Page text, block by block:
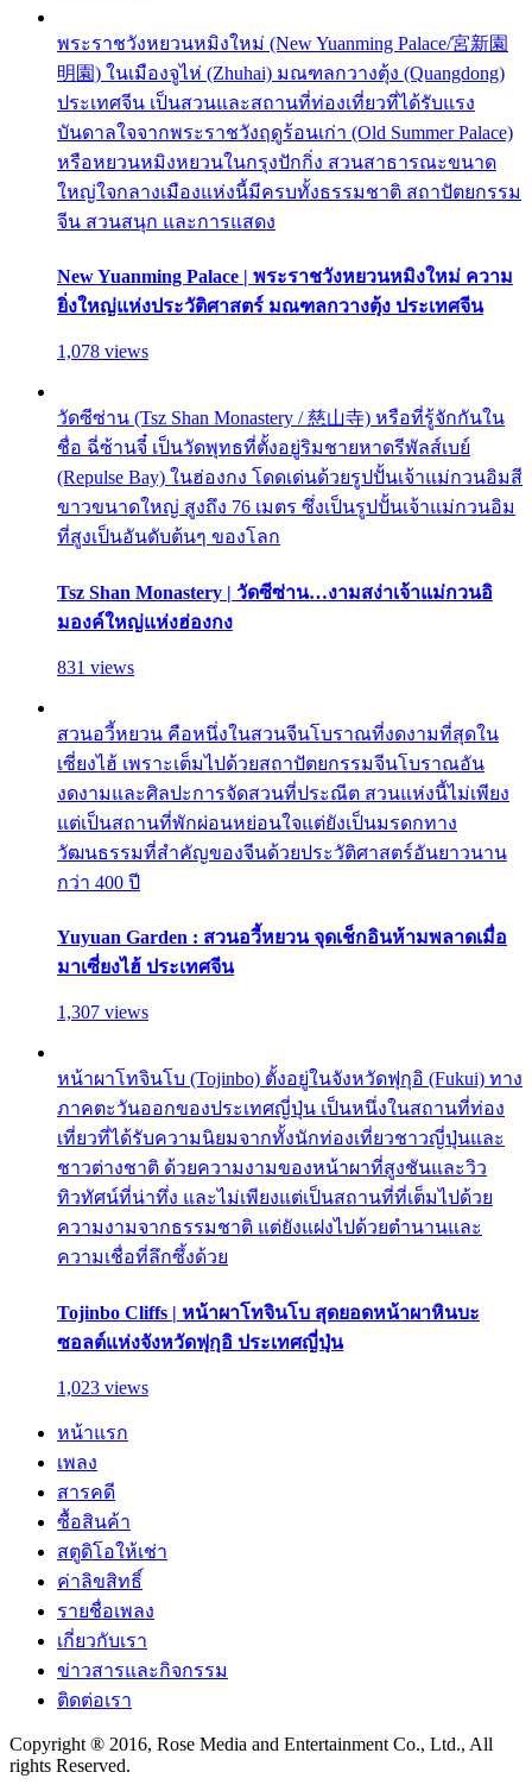
พระราชวังหยวนหมิงใหม่ (New Yuanming Palace/宮新園
明園) ในเมืองจูไห่ (Zhuhai) มณฑลกวางตุ้ง (Quangdong)
ประเทศจีน เป็นสวนและสถานที่ท่องเที่ยวที่ได้รับแรง
บันดาลใจจากพระราชวังฤดูร้อนเก่า (Old Summer Palace)
หรือหยวนหมิงหยวนในกรุงปักกิ่ง สวนสาธารณะขนาด
ใหญ่ใจกลางเมืองแห่งนี้มีครบทั้งธรรมชาติ สถาปัตยกรรม
จีน สวนสนุก และการแสดง
New Yuanming Palace | พระราชวังหยวนหมิงใหม่ ความ
ยิ่งใหญ่แห่งประวัติศาสตร์ มณฑลกวางตุ้ง ประเทศจีน
1,078 views
วัดซีซ่าน (Tsz Shan Monastery / 慈山寺) หรือที่รู้จักกันใน
ชื่อ ฉี่ซ้านจี๋ เป็นวัดพุทธที่ตั้งอยู่ริมชายหาดรีพัลส์เบย์
(Repulse Bay) ในฮ่องกง โดดเด่นด้วยรูปปั้นเจ้าแม่กวนอิมสี
ขาวขนาดใหญ่ สูงถึง 76 เมตร ซึ่งเป็นรูปปั้นเจ้าแม่กวนอิม
ที่สูงเป็นอันดับต้นๆ ของโลก
Tsz Shan Monastery | วัดซีซ่าน…งามสง่าเจ้าแม่กวนอิ
มองค์ใหญ่แห่งฮ่องกง
831 views
สวนอวี้หยวน คือหนึ่งในสวนจีนโบราณที่งดงามที่สุดใน
เซี่ยงไฮ้ เพราะเต็มไปด้วยสถาปัตยกรรมจีนโบราณอัน
งดงามและศิลปะการจัดสวนที่ประณีต สวนแห่งนี้ไม่เพียง
แต่เป็นสถานที่พักผ่อนหย่อนใจแต่ยังเป็นมรดกทาง
วัฒนธรรมที่สำคัญของจีนด้วยประวัติศาสตร์อันยาวนาน
กว่า 400 ปี
Yuyuan Garden : สวนอวี้หยวน จุดเช็กอินห้ามพลาดเมื่อ
มาเซี่ยงไฮ้ ประเทศจีน
1,307 views
หน้าผาโทจินโบ (Tojinbo) ตั้งอยู่ในจังหวัดฟุกุอิ (Fukui) ทาง
ภาคตะวันออกของประเทศญี่ปุ่น เป็นหนึ่งในสถานที่ท่อง
เที่ยวที่ได้รับความนิยมจากทั้งนักท่องเที่ยวชาวญี่ปุ่นและ
ชาวต่างชาติ ด้วยความงามของหน้าผาที่สูงชันและวิว
ทิวทัศน์ที่น่าทึ่ง และไม่เพียงแต่เป็นสถานที่ที่เต็มไปด้วย
ความงามจากธรรมชาติ แต่ยังแฝงไปด้วยตำนานและ
ความเชื่อที่ลึกซึ้งด้วย
Tojinbo Cliffs | หน้าผาโทจินโบ สุดยอดหน้าผาหินบะ
ซอลต์แห่งจังหวัดฟุกุอิ ประเทศญี่ปุ่น
1,023 views
หน้าแรก
เพลง
สารคดี
ซื้อสินค้า
สตูดิโอให้เช่า
ค่าลิขสิทธิ์
รายชื่อเพลง
เกี่ยวกับเรา
ข่าวสารและกิจกรรม
ติดต่อเรา
Copyright ® 2016, Rose Media and Entertainment Co., Ltd., All
rights Reserved.